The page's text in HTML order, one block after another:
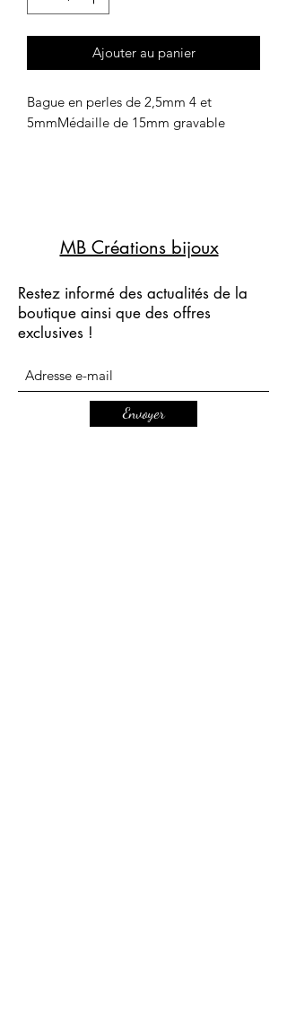
Ajouter au panier
Bague en perles de 2,5mm 4 et
5mmMédaille de 15mm gravable
MB Créations bijoux
Restez informé des actualités de la
boutique ainsi que des offres
exclusives !
Envoyer